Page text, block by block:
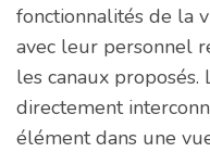
fonctionnalités de la
avec leur personnel
les canaux proposés.
directement
élément dans une